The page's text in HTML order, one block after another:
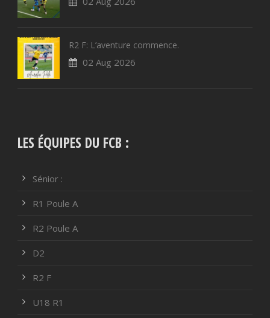
R2 F: L’aventure commence.
02 Aug 2026
LES ÉQUIPES DU FCB :
Sénior :
R1 Poule A
R2 Poule A
D2
R2 F
U18 R1